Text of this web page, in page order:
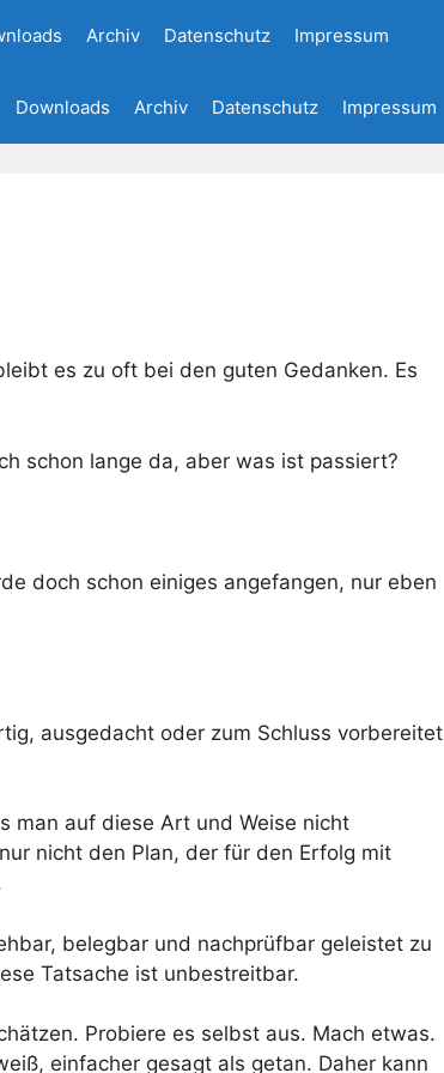
Archiv Datenschutz Impressum
Downloads Archiv Datenschutz Impressum
es zu oft bei den guten Gedanken. Es
schon lange da, aber was ist passiert?
doch schon einiges angefangen, nur eben
ausgedacht oder zum Schluss vorbereitet
man auf diese Art und Weise nicht
nicht den Plan, der für den Erfolg mit
belegbar und nachprüfbar geleistet zu
Tatsache ist unbestreitbar.
Probiere es selbst aus. Mach etwas.
einfacher gesagt als getan. Daher kann